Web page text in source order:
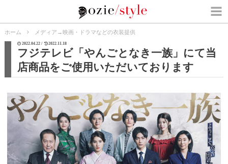
ホーム メディア →映画・ドラマなどの衣装提供
2022.04.22 / 2022.11.18
フジテレビ「やんごとなき一族」にて当
店商品をご使用いただいております